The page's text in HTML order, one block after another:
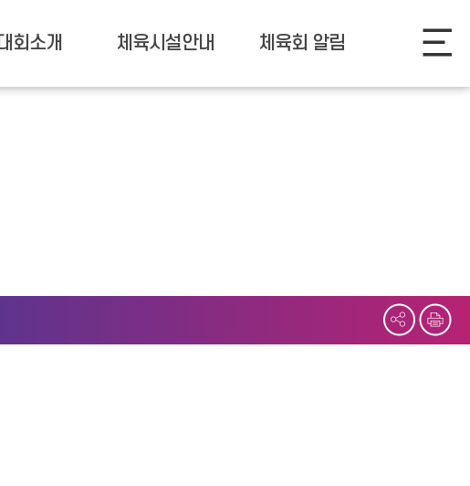
대회소개 체육시설안내 체육회 알림